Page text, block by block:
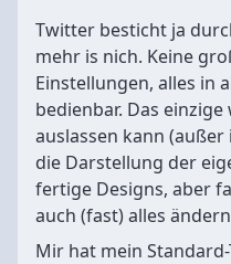
Twitter besticht ja
mehr is nich. Keine
Einstellungen, alles in
bedienbar. Das
auslassen kann
die Darstellung der
fertige Designs, aber
auch (fast) alles
Mir hat mein